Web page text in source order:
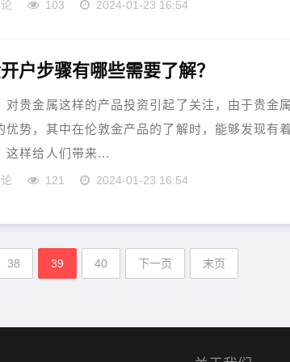
103 2024-01-23 16:54
户步骤有哪些需要了解？
对贵金属这样的产品投资引起了关注，由于贵金
优势，其中在伦敦金产品的了解时，能够发现有
这样给人们带来...
121 2024-01-23 16:54
38 39 40 下一页 末页